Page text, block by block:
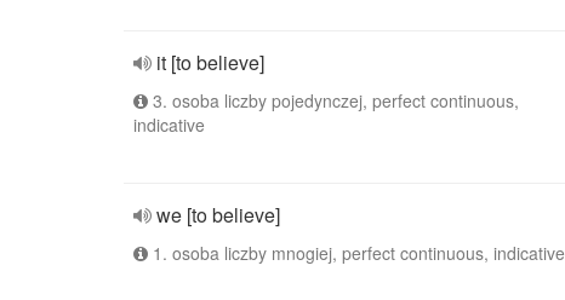
it [to believe]
3. osoba liczby pojedynczej, perfect continuous,
indicative
we [to believe]
1. osoba liczby mnogiej, perfect continuous, indicative